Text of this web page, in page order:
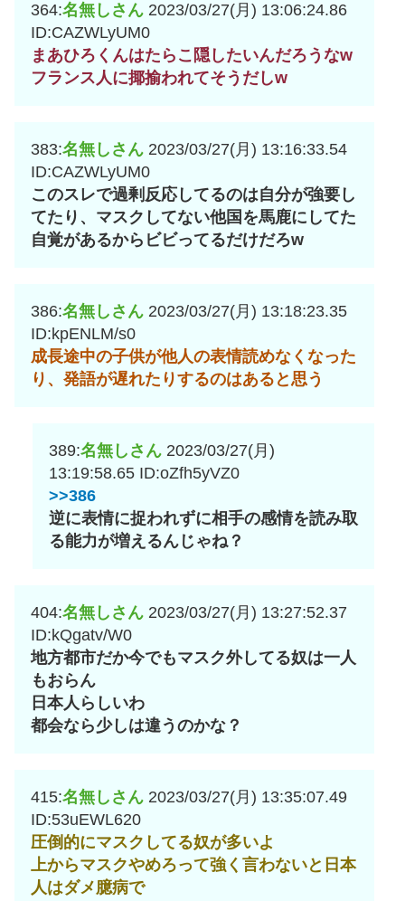
364:名無しさん 2023/03/27(月) 13:06:24.86
ID:CAZWLyUM0
まあひろくんはたらこ隠したいんだろうなw
フランス人に揶揄われてそうだしw
383:名無しさん 2023/03/27(月) 13:16:33.54
ID:CAZWLyUM0
このスレで過剰反応してるのは自分が強要し
てたり、マスクしてない他国を馬鹿にしてた
自覚があるからビビってるだけだろw
386:名無しさん 2023/03/27(月) 13:18:23.35
ID:kpENLM/s0
成長途中の子供が他人の表情読めなくなった
り、発語が遅れたりするのはあると思う
389:名無しさん 2023/03/27(月)
13:19:58.65 ID:oZfh5yVZ0
>>386
逆に表情に捉われずに相手の感情を読み取
る能力が増えるんじゃね？
404:名無しさん 2023/03/27(月) 13:27:52.37
ID:kQgatv/W0
地方都市だか今でもマスク外してる奴は一人
もおらん
日本人らしいわ
都会なら少しは違うのかな？
415:名無しさん 2023/03/27(月) 13:35:07.49
ID:53uEWL620
圧倒的にマスクしてる奴が多いよ
上からマスクやめろって強く言わないと日本
人はダメ臆病で